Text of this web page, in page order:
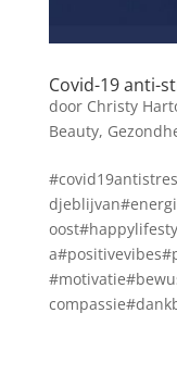
Covid-19 anti-
door Christy
Beauty,